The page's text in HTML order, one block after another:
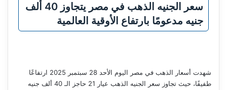
سعر الجنيه الذهب في مصر يتجاوز 40 ألف
جنيه مدعومًا بارتفاع الأوقية العالمية
شهدت أسعار الذهب في مصر اليوم الأحد 28 سبتمبر 2025 ارتفاعًا
طفيفًا، حيث تجاوز سعر الجنيه الذهب عيار 21 حاجز الـ 40 ألف جنيه